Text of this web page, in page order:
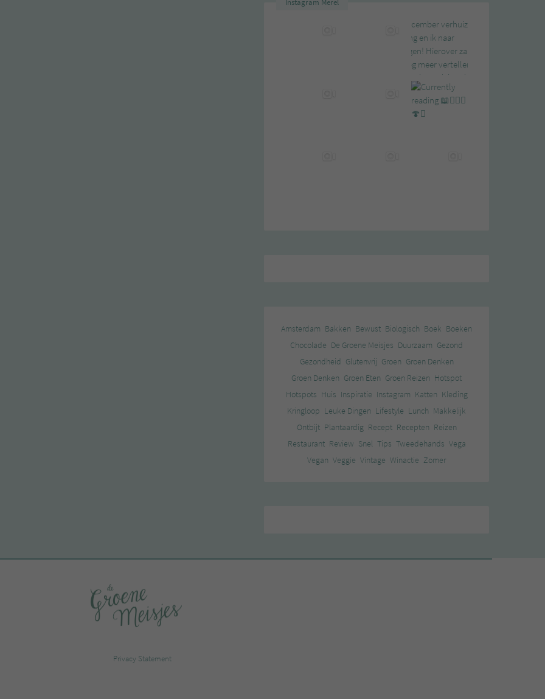
Instagram Merel
Amsterdam Bakken Bewust Biologisch Boek Boeken
Chocolade De Groene Meisjes Duurzaam Gezond
Gezondheid Glutenvrij Groen Groen Denken
Groen Denken Groen Eten Groen Reizen Hotspot
Hotspots Huis Inspiratie Instagram Katten Kleding
Kringloop Leuke Dingen Lifestyle Lunch Makkelijk
Ontbijt Plantaardig Recept Recepten Reizen
Restaurant Review Snel Tips Tweedehands Vega
Vegan Veggie Vintage Winactie Zomer
Privacy Statement